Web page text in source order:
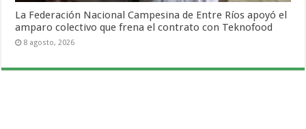
La Federación Nacional Campesina de Entre Ríos apoyó el
amparo colectivo que frena el contrato con Teknofood
8 agosto, 2026